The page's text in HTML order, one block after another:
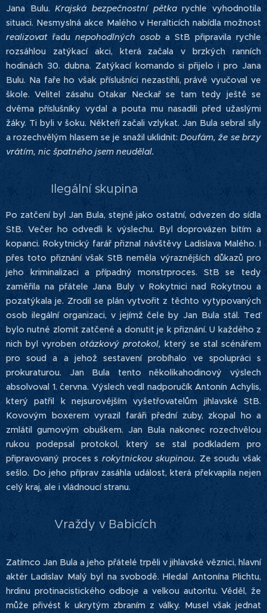
Jana Bulu.Krajská bezpečnostní pětkarychle vyhodnotila
situaci. Nesmyslná akce Malého v Heralticích nabídla možnost
realizovat řadu nepohodlných osob a StB připravila rychle
rozsáhlou zatýkací akci, která začala v brzkých ranních
hodinách 30. dubna. Zatýkací komando si přijelo i pro Jana
Bulu. Na faře ho však příslušníci nezastihli, právě vyučoval ve
škole. Velitel zásahu Otakar Neckař se tam tedy ještě se
dvěma příslušníky vydal a pouta mu nasadili před užaslými
žáky. Ti byli v šoku. Někteří začali vzlykat. Jan Bula sebral síly
a rozechvělým hlasem se je snažil uklidnit:Doufám, že se brzy
vrátím, nic špatného jsem neudělal.
Ilegální skupina
Po zatčení byl Jan Bula, stejně jako ostatní, odvezen do sídla
StB. Večer ho odvedli k výslechu. Byl doprovázen bitím a
kopanci. Rokytnický farář přiznal návštěvy Ladislava Malého. I
přes toto přiznání však StB neměla výraznějších důkazů pro
jeho kriminalizaci a případný monstrproces. StB se tedy
zaměřila na přátele Jana Buly v Rokytnici nad Rokytnou a
pozatýkala je. Zrodil se plán vytvořit z těchto vytypovaných
osob ilegální organizaci, v jejímž čele by Jan Bula stál. Teď
bylo nutné zlomit zatčené a donutit je k přiznání. U každého z
nich byl vyroben otázkový protokol, který se stal scénářem
pro soud a a jehož sestavení probíhalo ve spolupráci s
prokuraturou. Jan Bula tento několikahodinový výslech
absolvoval 1. června. Výslech vedl nadporučík Antonín Achylis,
který patřil k nejsurovějším vyšetřovatelům jihlavské StB.
Kovovým boxerem vyrazil faráři přední zuby, zkopal ho a
zmlátil gumovým obuškem. Jan Bula nakonec rozechvělou
rukou podepsal protokol, který se stal podkladem pro
připravovaný proces s rokytnickou skupinou. Ze soudu však
sešlo. Do jeho příprav zasáhla událost, která překvapila nejen
celý kraj, ale i vládnoucí stranu.
Vraždy v Babicích
Zatímco Jan Bula a jeho přátelé trpěli v jihlavské věznici, hlavní
aktér Ladislav Malý byl na svobodě. Hledal Antonína Plichtu,
hrdinu protinacistického odboje a velkou autoritu. Věděl, že
může přivést k ukrytým zbraním z války. Musel však jednat